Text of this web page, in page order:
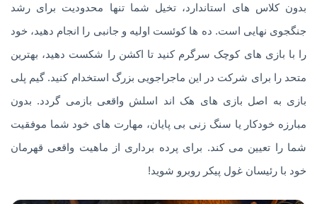
بدون کلاس های استاندارد، تخیل شما تنها محدودیت برای رشد
جنگجوی نهایی است. ده ها کوئست اولیه و جانبی را انجام دهید، خود
را با بازی های کوچک سرگرم کنید تا اکشن را شکست دهید، بهترین
متحد را برای شرکت در این ماجراجویی بزرگ استخدام کنید. گیم پلی
بازی به اصل بازی های هک اند اسلش واقعی بازمی گردد. بدون
مبارزه خودکار یا سنگ زنی بی پایان، مهارت های خود شما موفقیت
شما را تعیین می کند. برای پرده برداری از ماهیت واقعی قهرمان
خود با رئیسان غول پیکر روبرو شوید!